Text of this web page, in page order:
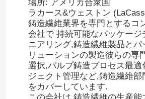
鋳造紙の鋳造 ランナー 鋳造機器
鋳造工場 リザー・スリーブ 鋳造
場所: アメリカ合衆国
ラカース&ウェストン
鋳造繊維業界を専門とするコ
会社で 持続可能なパッケージ
ニアリング,鋳造繊維製品とパ
リューションの製造彼らの専
選択,パルプ鋳造プロセス最適
ジェクト管理など,鋳造繊維部
をカバーしています.